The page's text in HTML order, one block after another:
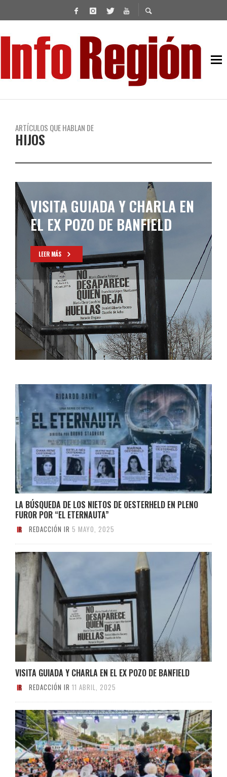
ARTÍCULOS QUE HABLAN DE
HIJOS
VISITA GUIADA Y CHARLA EN
EL EX POZO DE BANFIELD
LEER MÁS
LA BÚSQUEDA DE LOS NIETOS DE OESTERHELD EN PLENO
FUROR POR “EL ETERNAUTA”
REDACCIÓN IR 5 MAYO, 2025
VISITA GUIADA Y CHARLA EN EL EX POZO DE BANFIELD
REDACCIÓN IR 11 ABRIL, 2025